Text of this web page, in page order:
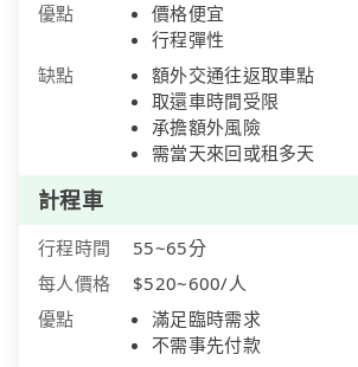
優點
價格便宜
行程彈性
缺點
額外交通往返取車點
取還車時間受限
承擔額外風險
需當天來回或租多天
計程車
行程時間
55~65分
每人價格
$520~600/人
優點
滿足臨時需求
不需事先付款